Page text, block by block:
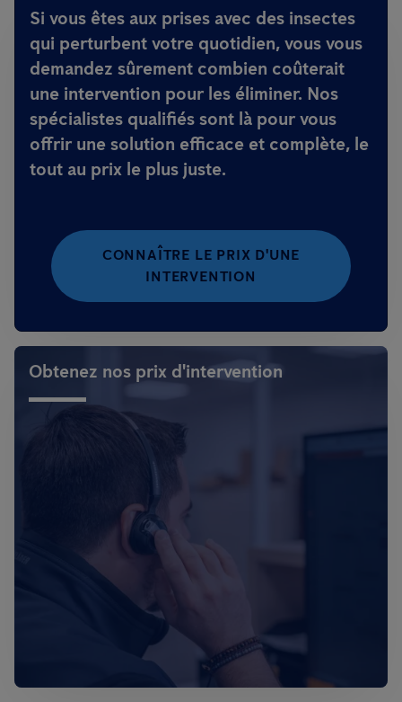
Si vous êtes aux prises avec des insectes
qui perturbent votre quotidien, vous vous
demandez sûrement combien coûterait
une intervention pour les éliminer. Nos
spécialistes qualifiés sont là pour vous
offrir une solution efficace et complète, le
tout au prix le plus juste.
CONNAÎTRE LE PRIX D'UNE
INTERVENTION
Obtenez nos prix d'intervention